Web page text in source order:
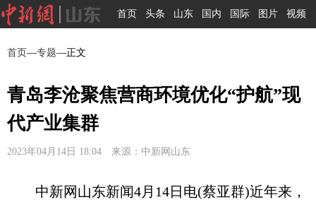
首页 头条 山东 国内 国际 图片 视频
首页—专题—正文
青岛李沧聚焦营商环境优化“护航”现
代产业集群
2023年04月14日 18:04 来源：中新网山东
中新网山东新闻4月14日电(蔡亚群)近年来，